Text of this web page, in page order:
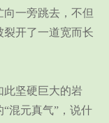
一旁跳去，不但
开了一道宽而长
坚硬巨大的岩
混元真气”，说什